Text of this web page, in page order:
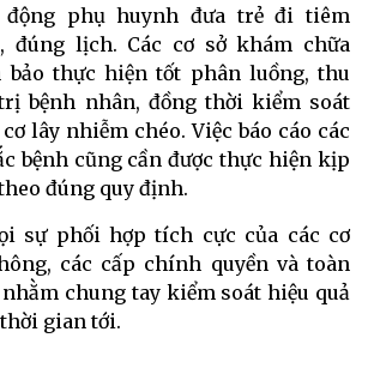
động phụ huynh đưa trẻ đi tiêm
đúng lịch. Các cơ sở khám chữa
bảo thực hiện tốt phân luồng, thu
bệnh nhân, đồng thời kiểm soát
lây nhiễm chéo. Việc báo cáo các
bệnh cũng cần được thực hiện kịp
đúng quy định.
sự phối hợp tích cực của các cơ
các cấp chính quyền và toàn
chung tay kiểm soát hiệu quả
gian tới.